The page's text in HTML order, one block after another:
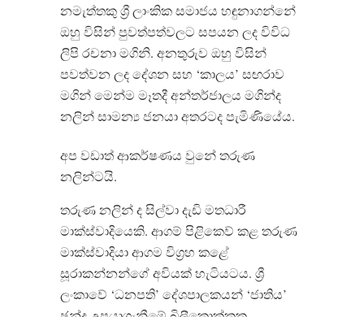
නමැත්තකු ශ්‍රී ලාංකික සමාජය හඳුනාගන්නේ
ඔහු විසින් පුවත්පත්වලට සපයන ලද විවිධ
ලිපි රචනා මගිනි. අනතුරුව ඔහු විසින්
පවත්වන ලද දේශන සහ ‘කාලය’ සඟරාව
මගින් මෙන්ම මෑතදී අන්තර්ජාලය මගින්ද
නලින් සාමන්‍ය ජනයා අතරටද පැමිණියේය.
අප වඩාත් ආකර්ෂණය වුනේ තරුණ
නලින්ටයි.
තරුණ නලින් ද සිල්වා දැඩි මතධාරී
මාක්ස්වාදියෙකි. ආගම් පිළිකෙව් කළ තරුණ
මාක්ස්වාදියා ආගම විග්‍රහ කළේ
සූරාකන්නන්ගේ අවියක් හැටියටය. ශ්‍රී
ලංකාවේ ‘ධනපති’ දේශපාලකයන් ‘ජාතිය’